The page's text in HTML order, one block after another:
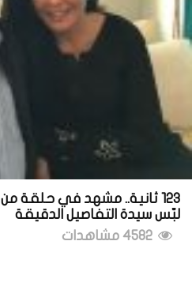
123 ثانية.. مشهد في
لبّس سيدة التفاصيل الدقيقة